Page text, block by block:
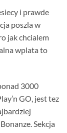
i prawde
poszla w
jak chcialem
wplata to
3000
GO, jest tez
Sekcja